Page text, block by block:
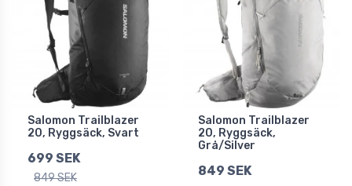
Salomon Trailblazer
20, Ryggsäck, Svart
699 SEK
849 SEK
Salomon Trailblazer
20, Ryggsäck,
Grå/Silver
849 SEK